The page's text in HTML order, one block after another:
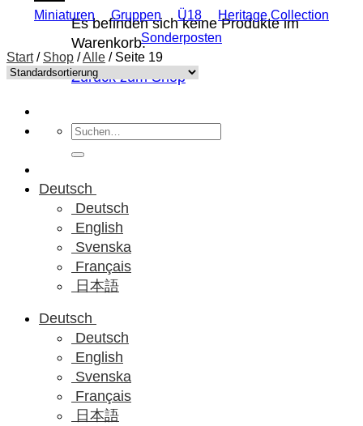
Es befinden sich keine Produkte im
Warenkorb.
Zurück zum Shop
Suchen
nach:
Deutsch
Deutsch
English
Svenska
Français
日本語
Deutsch
Deutsch
English
Svenska
Français
日本語
Miniaturen
Gruppen Ü18
Heritage Collection
Sonderposten
Start / Shop /Alle /Seite 19